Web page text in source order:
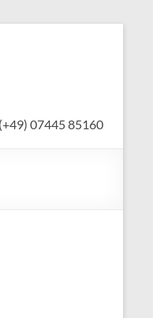
(+49) 07445 85160